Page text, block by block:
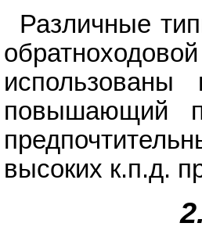
Различные
повышающий
высоких к.п.д.